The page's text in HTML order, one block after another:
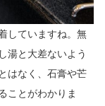
していますね。無
湯と大差ないよう
はなく、石膏や芒
ことがわかりま